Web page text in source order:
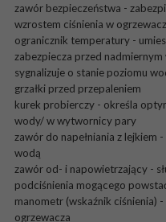
zawór bezpieczeństwa -
wzrostem ciśnienia w
ogranicznik temperatury -
zabezpiecza przed
sygnalizuje o stanie poziomu
grzałki przed przepaleniem
kurek probierczy - określa
wody/ w wytwornicy pary
zawór do napełniania z lejkiem
wodą
zawór od- i napowietrzający -
podciśnienia mogącego
manometr (wskaźnik ciśnienia)
ogrzewacza